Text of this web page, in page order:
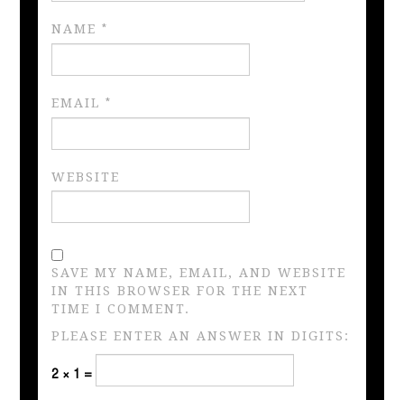
NAME*
EMAIL*
WEBSITE
SAVE MY NAME, EMAIL, AND WEBSITE
IN THIS BROWSER FOR THE NEXT
TIME I COMMENT.
PLEASE ENTER AN ANSWER IN DIGITS:
2 × 1 =